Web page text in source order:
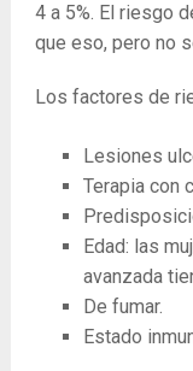
4 a 5%. El riesgo
que eso, pero no
Los factores de
Lesiones
Terapia con
Edad: las
avanzada
De fumar.
Estado